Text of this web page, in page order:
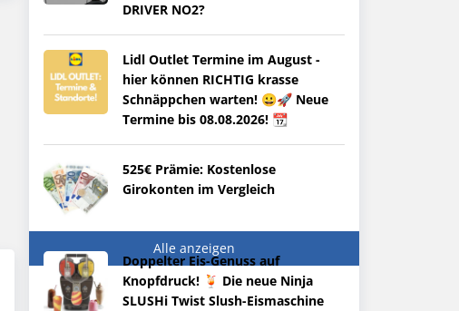
DRIVER NO2?
Lidl Outlet Termine im August -
hier können RICHTIG krasse
Schnäppchen warten! 😀🚀 Neue
Termine bis 08.08.2026! 📆
525€ Prämie: Kostenlose
Girokonten im Vergleich
Alle anzeigen
Doppelter Eis-Genuss auf
Knopfdruck! 🍹 Die neue Ninja
SLUSHi Twist Slush-Eismaschine